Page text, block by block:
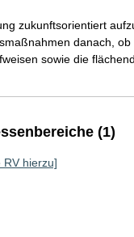
zukunftsorientiert
danach,
sowie die
(1)
RV hierzu]